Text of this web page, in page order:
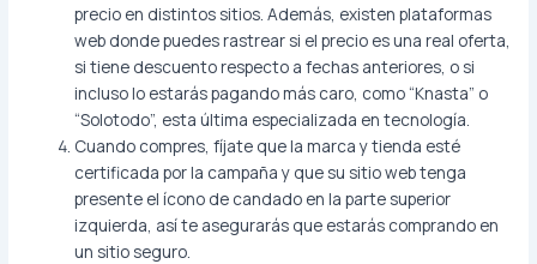
precio en distintos sitios. Además, existen plataformas
web donde puedes rastrear si el precio es una real oferta,
si tiene descuento respecto a fechas anteriores, o si
incluso lo estarás pagando más caro, como “Knasta” o
“Solotodo”, esta última especializada en tecnología.
Cuando compres, fíjate que la marca y tienda esté
certificada por la campaña y que su sitio web tenga
presente el ícono de candado en la parte superior
izquierda, así te asegurarás que estarás comprando en
un sitio seguro.